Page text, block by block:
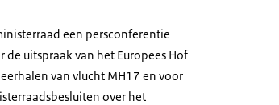
een persconferentie
uitspraak van het Europees Hof
van vlucht MH17 en voor
over het